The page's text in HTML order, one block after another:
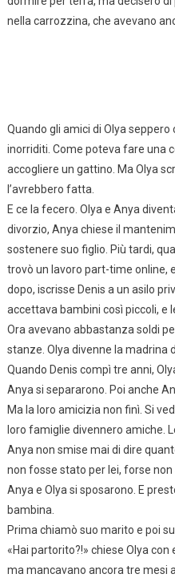
nella carrozzina, che avevano
Quando gli amici di Olya
inorriditi. Come poteva fare una
accogliere un gattino. Ma Olya
l’avrebbero fatta.
E ce la fecero. Olya e Anya
divorzio, Anya chiese il
sostenere suo figlio. Più tardi,
trovò un lavoro part-time online,
dopo, iscrisse Denis a un asilo
accettava bambini così piccoli, e
Ora avevano abbastanza soldi
stanze. Olya divenne la madrina
Quando Denis compì tre anni,
Anya si separarono. Poi anche
Ma la loro amicizia non finì. Si
loro famiglie divennero amiche.
Anya non smise mai di dire
non fosse stato per lei, forse non
Anya e Olya si sposarono. E
bambina.
Prima chiamò suo marito e poi
«Hai partorito?!» chiese Olya
ma mancavano ancora tre mesi